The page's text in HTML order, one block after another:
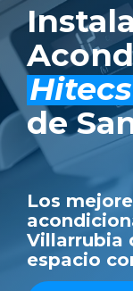
de
Los
Villarrubia
espacio